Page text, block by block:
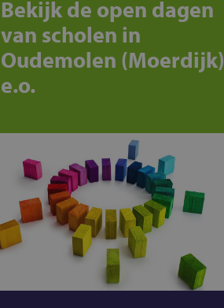
Bekijk de open dagen
van scholen in
Oudemolen (Moerdijk)
e.o.